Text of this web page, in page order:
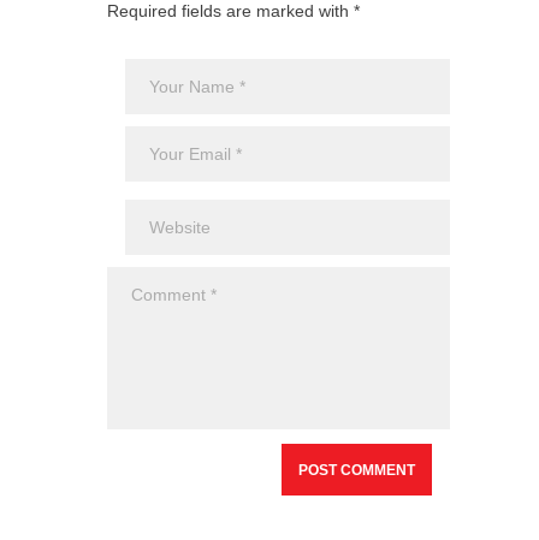
Required fields are marked with *